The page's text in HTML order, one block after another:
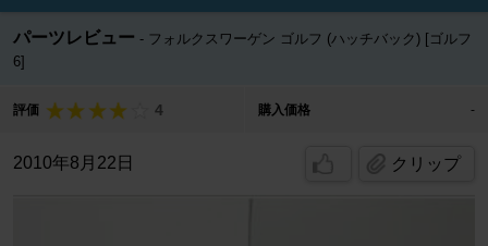
パーツレビュー
フォルクスワーゲン ゴルフ (ハッチバック) [ゴルフ
6]
評価 4 購入価格 -
2010年8月22日 クリップ